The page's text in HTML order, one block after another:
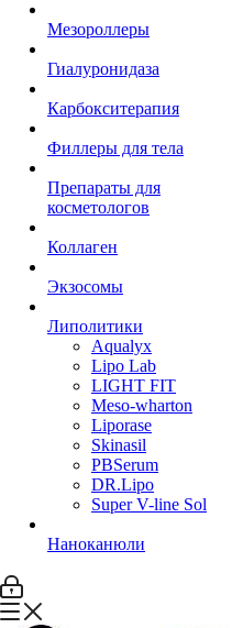
Мезороллеры
Гиалуронидаза
Карбокситерапия
Филлеры для тела
Препараты для
косметологов
Коллаген
Экзосомы
Липолитики
Aqualyx
Lipo Lab
LIGHT FIT
Meso-wharton
Liporase
Skinasil
PBSerum
DR.Lipo
Super V-line Sol
Наноканюли